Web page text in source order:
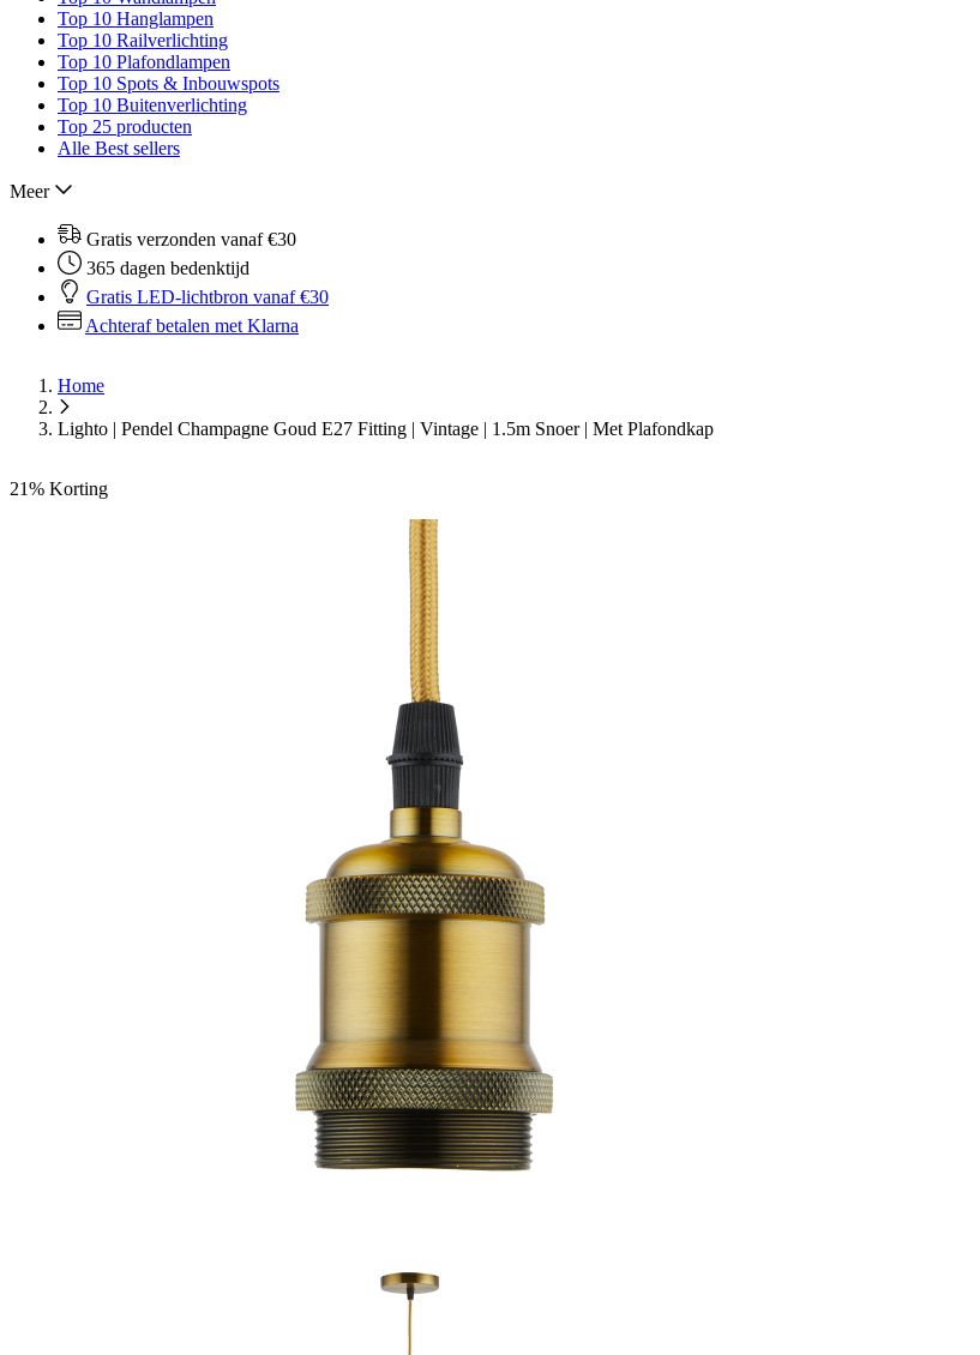
Top 10 Hanglampen
Top 10 Railverlichting
Top 10 Plafondlampen
Top 10 Spots & Inbouwspots
Top 10 Buitenverlichting
Top 25 producten
Alle Best sellers
Meer
Gratis verzonden vanaf €30
365 dagen bedenktijd
Gratis LED-lichtbron vanaf €30
Achteraf betalen met Klarna
Home
Lighto | Pendel Champagne Goud E27 Fitting | Vintage | 1.5m Snoer | Met Plafondkap
21% Korting